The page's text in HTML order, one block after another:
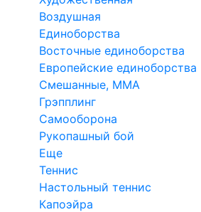
Воздушная
Единоборства
Восточные единоборства
Европейские единоборства
Смешанные, ММА
Грэпплинг
Самооборона
Рукопашный бой
Еще
Теннис
Настольный теннис
Капоэйра